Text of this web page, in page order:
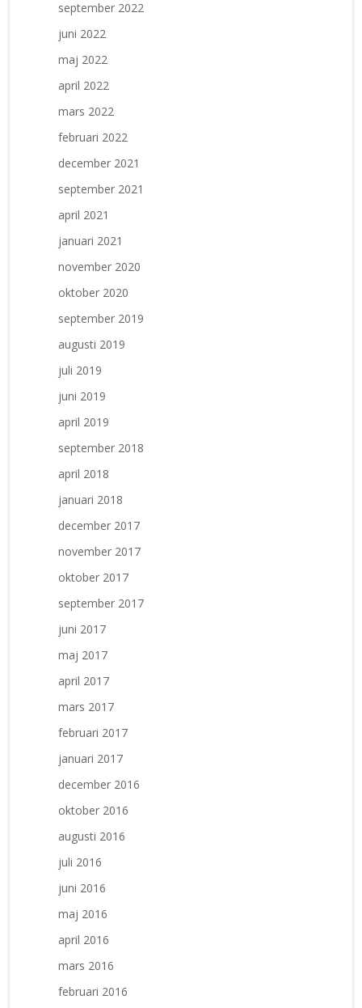
september 2022
juni 2022
maj 2022
april 2022
mars 2022
februari 2022
december 2021
september 2021
april 2021
januari 2021
november 2020
oktober 2020
september 2019
augusti 2019
juli 2019
juni 2019
april 2019
september 2018
april 2018
januari 2018
december 2017
november 2017
oktober 2017
september 2017
juni 2017
maj 2017
april 2017
mars 2017
februari 2017
januari 2017
december 2016
oktober 2016
augusti 2016
juli 2016
juni 2016
maj 2016
april 2016
mars 2016
februari 2016